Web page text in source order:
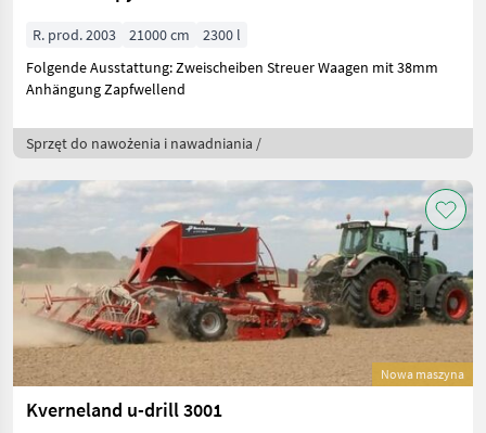
R. prod. 2003 21000 cm
2300 l
Folgende Ausstattung: Zweischeiben Streuer Waagen mit 38mm
Anhängung Zapfwellend
Sprzęt do nawożenia i nawadniania /
Nowa maszyna
Kverneland u-drill 3001